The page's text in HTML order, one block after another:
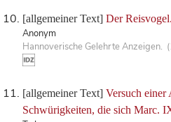
[allgemeiner Text] Der Reisvogel.
Anonym
Hannoverische Gelehrte Anzeigen.
[allgemeiner Text] Versuch einer
Schwürigkeiten, die sich Marc.